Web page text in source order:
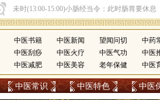
中医书籍 中医新闻 望闻问切
中药
中医刮痧 中医火疗 中医气功
中医
中医减肥 中医美容 老年保健 中医
中医常识 中医特色 中医